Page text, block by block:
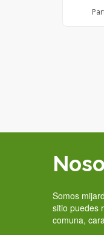
Somos
sitio puedes
comuna,